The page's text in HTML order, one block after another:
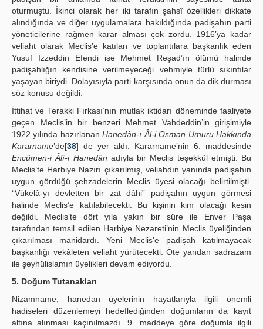
oturmuştu. İkinci olarak her iki tarafın şahsî özellikleri dikkate
alındığında ve diğer uygulamalara bakıldığında padişahın parti
yöneticilerine rağmen karar alması çok zordu. 1916’ya kadar
veliaht olarak Meclis’e katılan ve toplantılara başkanlık eden
Yusuf İzzeddin Efendi ise Mehmet Reşad’ın ölümü halinde
padişahlığın kendisine verilmeyeceği vehmiyle türlü sıkıntılar
yaşayan biriydi. Dolayısıyla parti karşısında onun da dik durması
söz konusu değildi.
İttihat ve Terakki Fırkası’nın mutlak iktidarı döneminde faaliyete
geçen Meclis’in bir benzeri Mehmet Vahdeddin’in girişimiyle
1922 yılında hazırlananHanedân-ı Âl-i Osman Umuru Hakkında
Kararname’de[38] de yer aldı. Kararname’nin 6. maddesinde
Encümen-i Âlî-i Hanedân adıyla bir Meclis teşekkül etmişti. Bu
Meclis’te Harbiye Nazırı çıkarılmış, veliahdın yanında padişahın
uygun gördüğü şehzadelerin Meclis üyesi olacağı belirtilmişti.
“Vükelâ-yı devletten bir zat dâhi” padişahın uygun görmesi
halinde Meclis’e katılabilecekti. Bu kişinin kim olacağı kesin
değildi. Meclis’te dört yıla yakın bir süre ile Enver Paşa
tarafından temsil edilen Harbiye Nezareti’nin Meclis üyeliğinden
çıkarılması manidardı. Yeni Meclis’e padişah katılmayacak
başkanlığı vekâleten veliaht yürütecekti. Öte yandan sadrazam
ile şeyhülislamın üyelikleri devam ediyordu.
5. Doğum Tutanakları
Nizamname, hanedan üyelerinin hayatlarıyla ilgili önemli
hadiseleri düzenlemeyi hedeflediğinden doğumların da kayıt
altına alınması kaçınılmazdı. 9. maddeye göre doğumla ilgili